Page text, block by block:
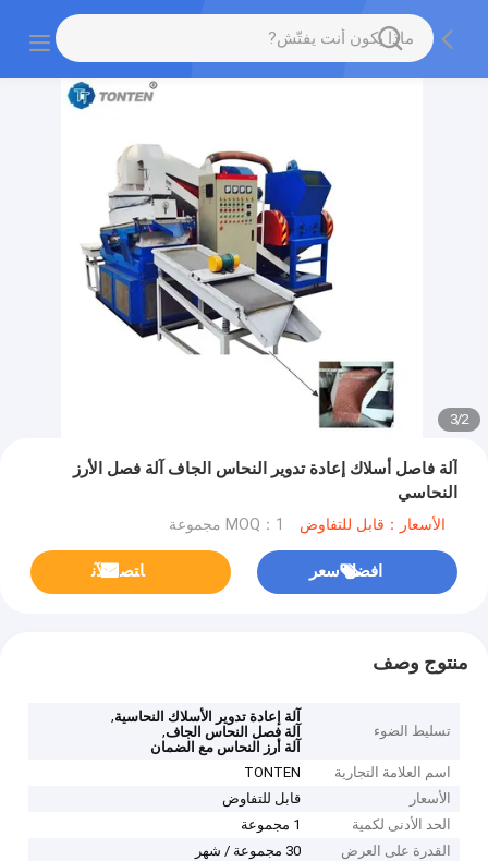
2
/
3
آلة فاصل أسلاك إعادة تدوير النحاس الجاف آلة فصل الأرز
النحاسي
الأسعار：قابل للتفاوض MOQ：1 مجموعة
افضل سعر ﺎﺘﺼﻟ ﺍﻶﻧ
منتوج وصف
تسليط الضوء
آلة إعادة تدوير الأسلاك النحاسية,
آلة فصل النحاس الجاف,
آلة أرز النحاس مع الضمان
اسم العلامة التجارية
TONTEN
الأسعار
قابل للتفاوض
الحد الأدنى لكمية
1 مجموعة
القدرة على العرض
30 مجموعة / شهر